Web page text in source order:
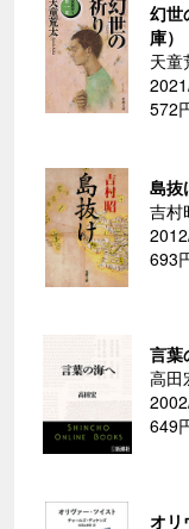
幻
庫）
天童
572
島抜
吉村
693
言葉
高田
649
オリ